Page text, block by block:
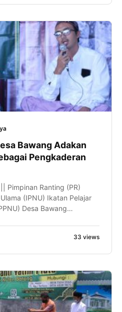
Bawang Adakan
Pengkaderan
Pimpinan Ranting (PR)
(IPNU) Ikatan Pelajar
Desa Bawang
terlihat antusias dan
[…]
33 views